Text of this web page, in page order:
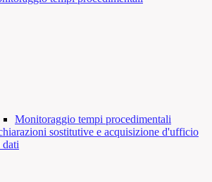
Monitoraggio tempi procedimentali
sostitutive e acquisizione d'ufficio
dati